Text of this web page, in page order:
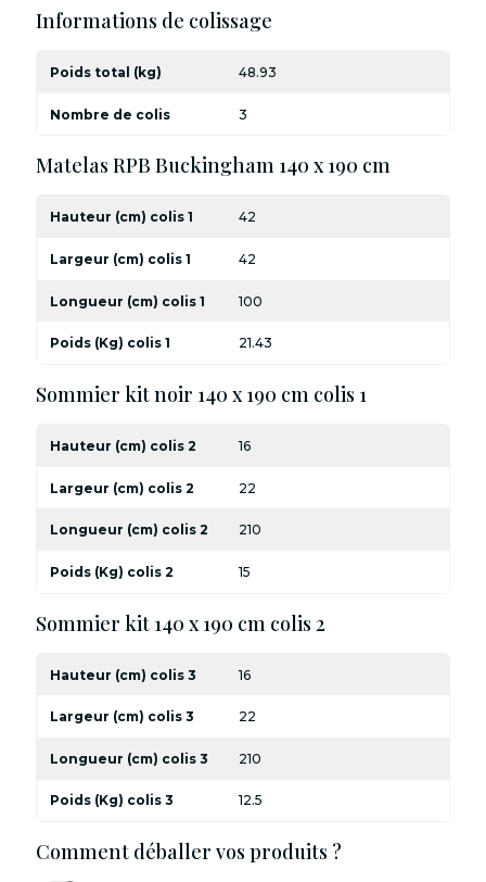
Informations de colissage
Poids total (kg) 48.93
Nombre de colis 3
Matelas RPB Buckingham 140 x 190 cm
Hauteur (cm) colis 1 42
Largeur (cm) colis 1 42
Longueur (cm) colis 1 100
Poids (Kg) colis 1 21.43
Sommier kit noir 140 x 190 cm colis 1
Hauteur (cm) colis 2 16
Largeur (cm) colis 2 22
Longueur (cm) colis 2 210
Poids (Kg) colis 2 15
Sommier kit 140 x 190 cm colis 2
Hauteur (cm) colis 3 16
Largeur (cm) colis 3 22
Longueur (cm) colis 3 210
Poids (Kg) colis 3 12.5
Comment déballer vos produits ?